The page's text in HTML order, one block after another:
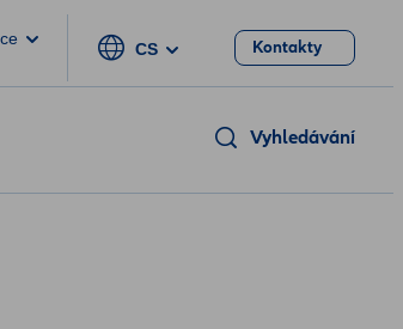
CS Kontakty
Vyhledávání